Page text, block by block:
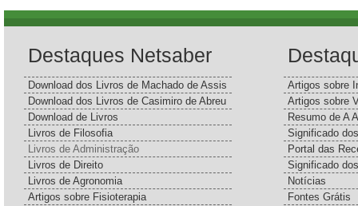
Destaques Netsaber
Download dos Livros de Machado de Assis
Download dos Livros de Casimiro de Abreu
Download de Livros
Livros de Filosofia
Livros de Administração
Livros de Direito
Livros de Agronomia
Artigos sobre Fisioterapia
Artigos sobre
Artigos sobre
Resumo de A
Significado
Portal das
Significado
Notícias
Fontes Grátis